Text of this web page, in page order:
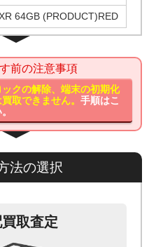
64GB (PRODUCT)RED
前の注意事項
クの解除、端末の初期化
取できません。手順はこ
法の選択
取査定